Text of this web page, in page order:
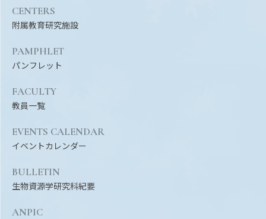
CENTERS
附属教育研究施設
PAMPHLET
パンフレット
FACULTY
教員一覧
EVENTS CALENDAR
イベントカレンダー
BULLETIN
生物資源学研究科紀要
ANPIC